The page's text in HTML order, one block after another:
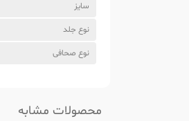
سایز
نوع جلد
نوع صحافی
محصولات مشابه